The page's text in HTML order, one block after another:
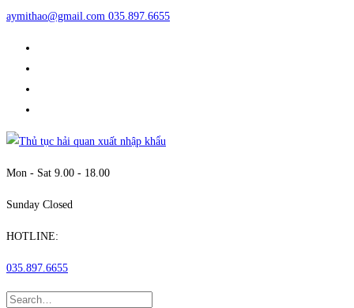
aymithao@gmail.com 035.897.6655
Mon - Sat 9.00 - 18.00
Sunday Closed
HOTLINE:
035.897.6655
Search